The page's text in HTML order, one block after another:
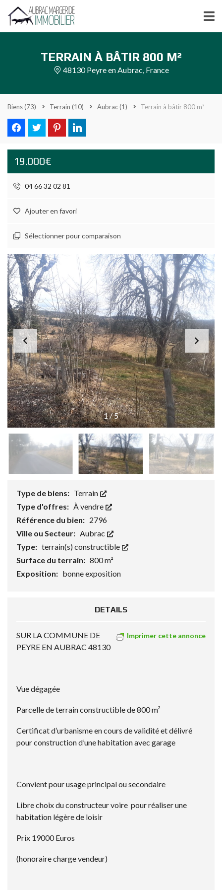
TERRAIN À BÂTIR 800 M²
48130 Peyre en Aubrac, France
Biens(73) Terrain (10) Aubrac(1) Terrain à bâtir 800 m²
19.000€
04 66 32 02 81
Ajouter en favori
Sélectionner pour comparaison
1/5
Type de biens: Terrain
Type d'offres: À vendre
Référence du bien: 2796
Ville ou Secteur: Aubrac
Type: terrain(s) constructible
Surface du terrain: 800 m²
Exposition: bonne exposition
DETAILS
Imprimer cette annonce
SUR LA COMMUNE DE
PEYRE EN AUBRAC 48130
Vue dégagée
Parcelle de terrain constructible de 800 m²
Certificat d’urbanisme en cours de validité et délivré
pour construction d’une habitation avec garage
Convient pour usage principal ou secondaire
Libre choix du constructeur voire pour réaliser une
habitation légère de loisir
Prix 19000 Euros
(honoraire charge vendeur)